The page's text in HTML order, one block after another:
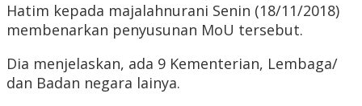
Hatim kepada majalahnurani Senin (18/11/2018)
membenarkan penyusunan MoU tersebut.
Dia menjelaskan, ada 9 Kementerian, Lembaga/
dan Badan negara lainya.